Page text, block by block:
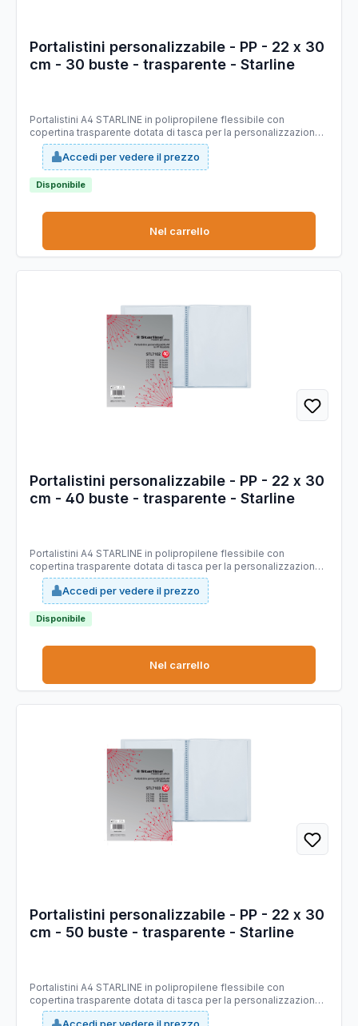
Portalistini personalizzabile - PP - 22 x 30
cm - 30 buste - trasparente - Starline
Portalistini A4 STARLINE in polipropilene flessibile con
copertina trasparente dotata di tasca per la personalizzazione.
Buste interne antiriflesso con finitura a buccia d’arancia.
Caratteristiche di questo articolo: Codice: STL7101 Modello:
Portalistino personalizzabile in A4 in PP flessibile Colore:
trasparente Numero buste: 30 Materiale: polipropilene
Materiale buste: antiriflesso con finitura a buccia d’arancia
Confezione: 1pz
Accedi per vedere il prezzo
Disponibile
Nel carrello
Portalistini personalizzabile - PP - 22 x 30
cm - 40 buste - trasparente - Starline
Portalistini A4 STARLINE in polipropilene flessibile con
copertina trasparente dotata di tasca per la personalizzazione.
Buste interne antiriflesso con finitura a buccia d’arancia.
Caratteristiche di questo articolo: Codice: STL7102 Modello:
Portalistino personalizzabile in A4 in PP flessibile Colore:
trasparente Numero buste: 40 Materiale: polipropilene
Materiale buste: antiriflesso con finitura a buccia d’arancia
Accedi per vedere il prezzo
Disponibile
Nel carrello
Portalistini personalizzabile - PP - 22 x 30
cm - 50 buste - trasparente - Starline
Portalistini A4 STARLINE in polipropilene flessibile con
copertina trasparente dotata di tasca per la personalizzazione.
Buste interne antiriflesso con finitura a buccia d’arancia.